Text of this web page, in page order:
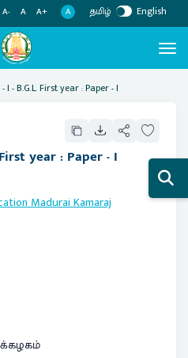
A- A A+ A தமிழ் English
I - B.G.L. First year : Paper - I
year : Paper - I
Madurai Kamaraj